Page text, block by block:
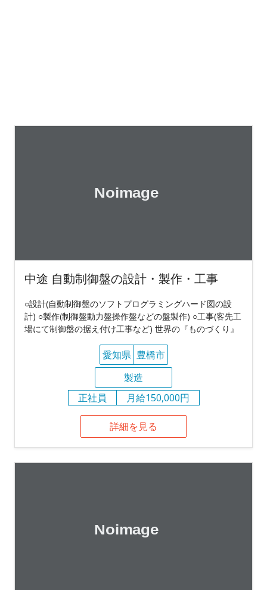
中途 自動制御盤の設計・製作・工事
○設計(自動制御盤のソフトプログラミングハード図の設
計) ○製作(制御盤動力盤操作盤などの盤製作) ○工事(客先工
場にて制御盤の据え付け工事など) 世界の『ものづくり』
愛知県 豊橋市
製造
正社員
月給150,000円
詳細を見る